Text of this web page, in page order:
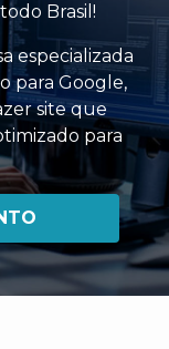
Brasil!
especializada
para Google,
site que
para